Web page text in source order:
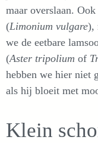
maar overslaan.
(Limonium vulgare),
we de eetbare
(Aster tripolium of
hebben we hier niet
als hij bloeit met
Klein